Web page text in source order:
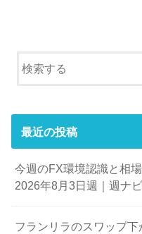
最近の投稿
今週のFX環境認識と相
2026年8月3日週｜週ナ
フランリラのスワップ